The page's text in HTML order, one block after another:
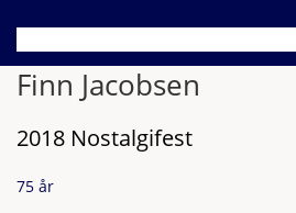
Finn Jacobsen
2018 Nostalgifest
75 år